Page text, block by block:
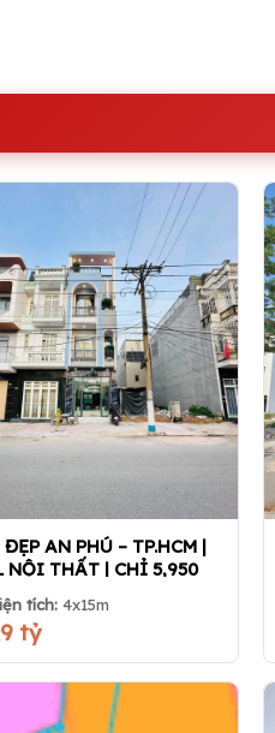
AN PHÚ – TP.HCM |
NỘI THẤT | CHỈ 5,950
360
tích: 4x15m
tỷ